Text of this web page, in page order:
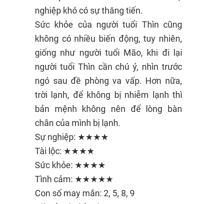
nghiệp khó có sự thăng tiến.
Sức khỏe của người tuổi Thìn cũng
không có nhiều biến động, tuy nhiên,
giống như người tuổi Mão, khi đi lại
người tuổi Thìn cần chú ý, nhìn trước
ngó sau đề phòng va vấp. Hơn nữa,
trời lạnh, để không bị nhiễm lạnh thì
bản mệnh không nên để lòng bàn
chân của mình bị lạnh.
Sự nghiệp: ★★★★
Tài lộc: ★★★★
Sức khỏe: ★★★★
Tình cảm: ★★★★★
Con số may mắn: 2, 5, 8, 9